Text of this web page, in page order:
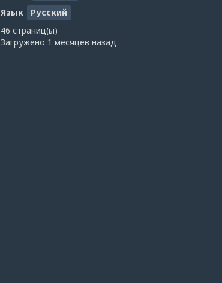
Язык
Русский
46 страниц(ы)
Загружено 1 месяцев назад